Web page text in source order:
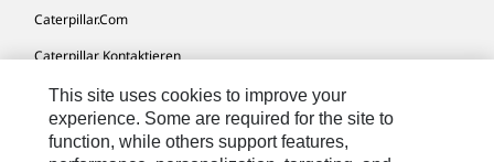
Caterpillar.com
Caterpillar Kontaktieren
Meine Marketing-Präferenzen
Seitenübersicht
This site uses cookies to improve your
experience. Some are required for the site to
function, while others support features,